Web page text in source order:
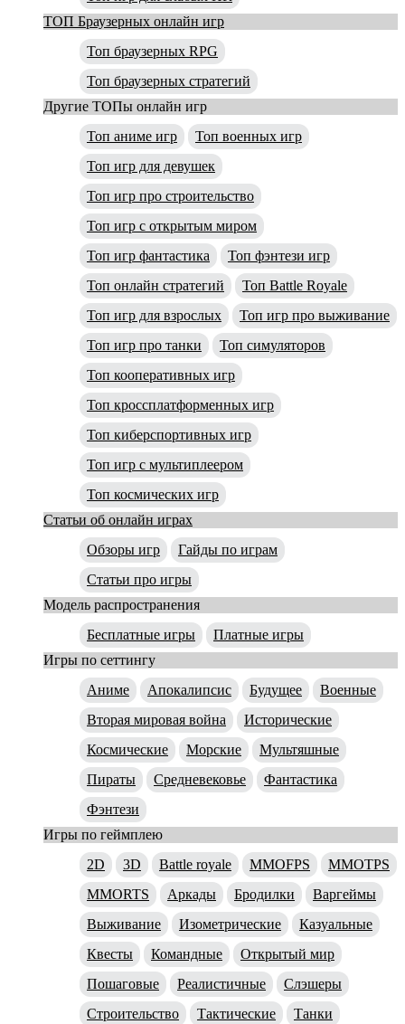
ТОП Браузерных онлайн игр
Топ браузерных RPG
Топ браузерных стратегий
Другие ТОПы онлайн игр
Топ аниме игр
Топ военных игр
Топ игр для девушек
Топ игр про строительство
Топ игр с открытым миром
Топ игр фантастика
Топ фэнтези игр
Топ онлайн стратегий
Топ Battle Royale
Топ игр для взрослых
Топ игр про выживание
Топ игр про танки
Топ симуляторов
Топ кооперативных игр
Топ кроссплатформенных игр
Топ киберспортивных игр
Топ игр с мультиплеером
Топ космических игр
Статьи об онлайн играх
Обзоры игр
Гайды по играм
Статьи про игры
Модель распространения
Бесплатные игры
Платные игры
Игры по сеттингу
Аниме
Апокалипсис Будущее
Военные
Вторая мировая война
Исторические
Космические
Морские
Мультяшные
Пираты
Средневековье
Фантастика
Фэнтези
Игры по геймплею
2D
3D Battle royale MMOFPS
MMOTPS
MMORTS
Аркады Бродилки
Варгеймы
Выживание
Изометрические
Казуальные
Квесты
Командные
Открытый мир
Пошаговые
Реалистичные
Слэшеры
Строительство
Тактические
Танки